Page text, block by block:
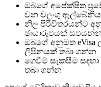
ඔබගේ අපේක්ෂිත
වන වලංගු
නිල පිරිවිතරයන්ට
ඡායාරූපයක්
ඔබගේ අනුමත eVisa
ලිපිනයක් තබා ගන්න
ගෙවීම් සැකසීම
තබා ගන්න